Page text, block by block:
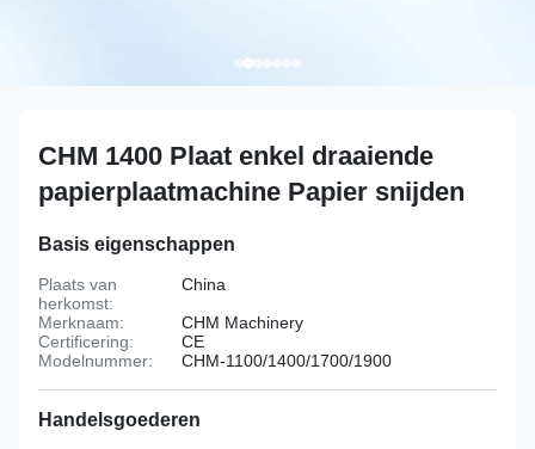
CHM 1400 Plaat enkel draaiende
papierplaatmachine Papier snijden
Basis eigenschappen
Plaats van
herkomst:
China
Merknaam:
CHM Machinery
Certificering:
CE
Modelnummer:
CHM-1100/1400/1700/1900
Handelsgoederen